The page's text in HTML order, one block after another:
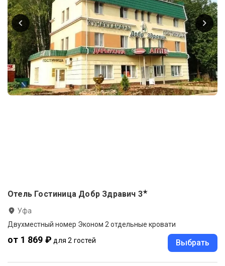
Отель Гостиница Добр Здравич 3★
Уфа
Двухместный номер Эконом 2 отдельные кровати
от 1 869 ₽ для 2 гостей Выбрать